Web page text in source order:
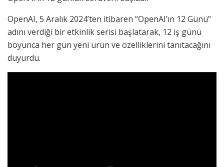
OpenAI, 5 Aralık 2024’ten itibaren “OpenAI’ın 12 Günü”
adını verdiği bir etkinlik serisi başlatarak, 12 iş günü
boyunca her gün yeni ürün ve özelliklerini tanıtacağını
duyurdu.